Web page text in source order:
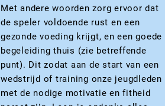
Met andere woorden zorg ervoor dat
de speler voldoende rust en een
gezonde voeding krijgt, en een goede
begeleiding thuis (zie betreffende
punt). Dit zodat aan de start van een
wedstrijd of training onze jeugdleden
met de nodige motivatie en fitheid